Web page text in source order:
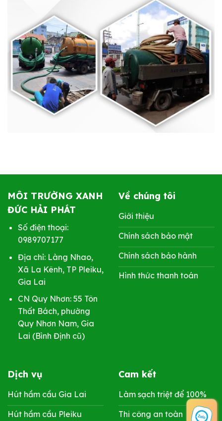
MÔI TRƯỜNG XANH
ĐỨC HẢI PHÁT
Số điện thoại:
0989707177
Địa chỉ: Làng Nhao,
Xã La Kênh, TP Pleiku,
Gia Lai
CN Quy Nhơn: 55 Tôn
Thất Bách, phường
Quy Nhơn Nam, Gia
Lai (Bình Định cũ)
Về chúng tôi
Giới thiệu
Chính sách bảo mật
Chính sách bảo hành
Hình thức thanh toán
Dịch vụ
Hút hầm cầu Gia Lai
Hút hầm cầu Pleiku
Cam kết
Làm sạch triệt để 100%
Thi công an toàn